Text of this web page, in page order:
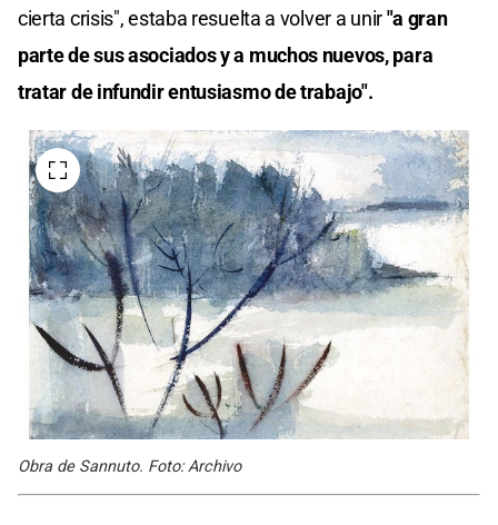
cierta crisis", estaba resuelta a volver a unir"a gran
parte de sus asociados y a muchos nuevos, para
tratar de infundir entusiasmo de trabajo".
Obra de Sannuto. Foto: Archivo